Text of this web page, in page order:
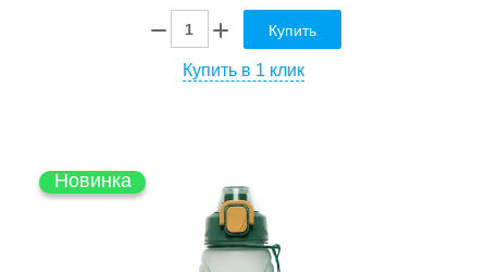
Купить
Купить в 1 клик
Новинка